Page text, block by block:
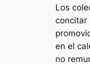
Los
concitar
en el
no